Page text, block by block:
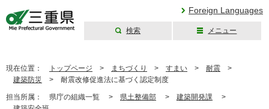
Foreign Languages
検索 メニュー
現在位置： トップページ > まちづくり > すまい > 耐震 >
建築防災
> 耐震改修促進法に基づく認定制度
担当所属： 県庁の組織一覧 > 県土整備部 > 建築開発課 >